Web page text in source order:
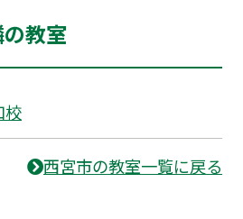
教室
校
西宮市の教室一覧に戻る